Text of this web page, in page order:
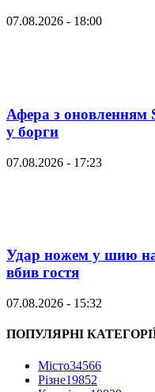
07.08.2026 - 18:00
Афера з оновленням
у борги
07.08.2026 - 17:23
Удар ножем у шию на
вбив гостя
07.08.2026 - 15:32
ПОПУЛЯРНІ
Місто34566
Різне19852